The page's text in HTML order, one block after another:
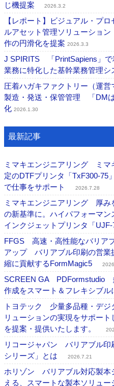
じ機提案
2026.3.2
【レポート】ビジュアル・プ
ルアセット管理ソリューショ
作の円滑化を提案 2026.3.3
J SPIRITS 「PrintSapiens」
業務に特化した基幹業務管理シ
圧着ハガキファクトリー（運
製造・発送・保管管理 「DM
化 2026.1.30
最新記事
ミマキエンジニアリング ミマ
定のDTFプリンタ「TxF300-75
で仕事をサポート
2026.7.28
ミマキエンジニアリング 厚み
の新基準に。ハイパフォーマ
インクジェットプリンタ「
FFGS 高速・高性能なバリア
アップ バリアブル印刷の営業
縮に貢献するFormMagic5
SCREEN GA PDFormstudio
作成をスマート＆フレキシブル
トヨテック 少量多品種・デジ
リューションの実現をサポー
を提案・提供いたします。
リコージャパン バリアブル印
シリーズ」とは
2026.7.21
ホリゾン バリアブル対応製
える、スマートな製本ソリュー